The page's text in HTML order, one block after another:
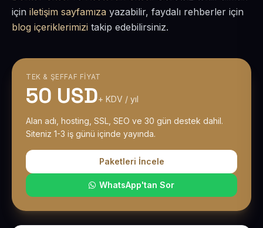
için iletişim sayfamıza yazabilir, faydalı rehberler için
blog içeriklerimizi takip edebilirsiniz.
TEK & ŞEFFAF FIYAT
50 USD+ KDV / yıl
Alan adı, hosting, SSL, SEO ve 30 gün destek dahil.
Siteniz 1-3 iş günü içinde yayında.
Paketleri İncele
WhatsApp'tan Sor